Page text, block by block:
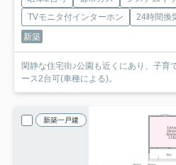
TVモニタ付インターホン
24時間換
新築
閑静な住宅街♪公園も近くにあり、子育
ース2台可(車種による)。
新築一戸建